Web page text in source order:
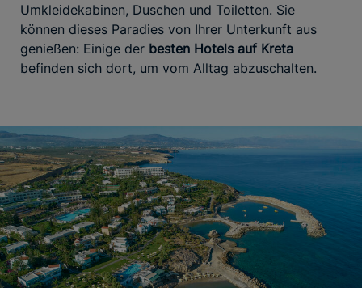
Umkleidekabinen, Duschen und Toiletten. Sie
können dieses Paradies von Ihrer Unterkunft aus
genießen: Einige der besten Hotels auf Kreta
befinden sich dort, um vom Alltag abzuschalten.